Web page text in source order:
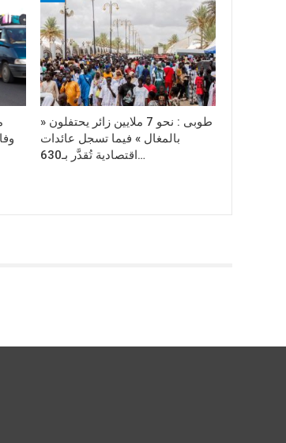
طوبى : نحو 7 ملايين زائر يحتفلون «
بالمغال » فيما تسجل عائدات
اقتصادية تُقدَّر بـ630…